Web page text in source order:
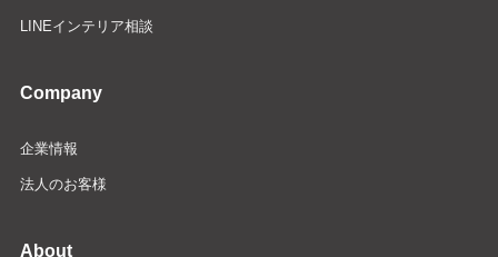
LINEインテリア相談
Company
企業情報
法人のお客様
About